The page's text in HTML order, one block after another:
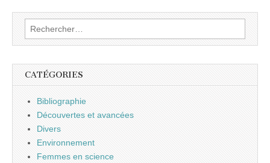
Rechercher :
CATÉGORIES
Bibliographie
Découvertes et avancées
Divers
Environnement
Femmes en science